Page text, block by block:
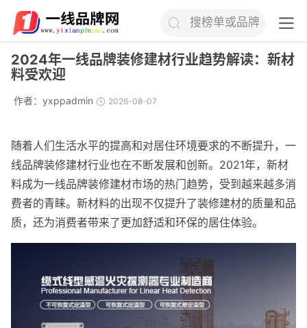
搜榜单或品牌
2024年一线品牌装修建材行业趋势解读：新材
料受欢迎
作者： yxppadmin 2026-08-07
随着人们生活水平的提高和对居住环境要求的不断提升，一
线品牌装修建材行业也在不断发展和创新。2021年，新材
料成为一线品牌装修建材市场的热门趋势，受到越来越多消
费者的青睐。新材料的出现不仅提升了装修建材的质量和品
质，还为消费者带来了更加舒适和环保的居住体验。